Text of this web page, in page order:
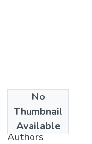
No
Thumbnail
Available
2003
Authors